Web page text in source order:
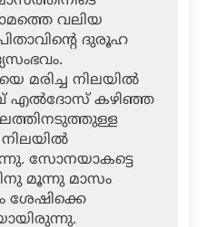
വലിയ
ദുരൂഹ
മരിച്ച നിലയില്‍
എല്‍ദോസ് കഴിഞ്ഞ
നിലയില്‍
സോനയാകട്ടെ
മൂന്നു മാസം
ശേഷിക്കെ